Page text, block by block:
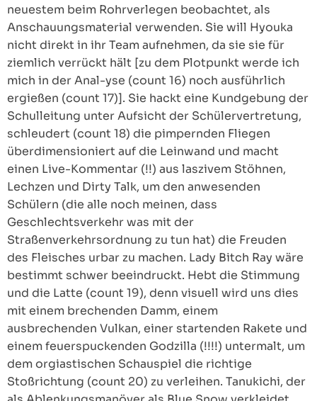
neuestem beim Rohrverlegen beobachtet, als
Anschauungsmaterial verwenden. Sie will Hyouka
nicht direkt in ihr Team aufnehmen, da sie sie für
ziemlich verrückt hält [zu dem Plotpunkt werde ich
mich in der Anal-yse (count 16) noch ausführlich
ergießen (count 17)]. Sie hackt eine Kundgebung der
Schulleitung unter Aufsicht der Schülervertretung,
schleudert (count 18) die pimpernden Fliegen
überdimensioniert auf die Leinwand und macht
einen Live-Kommentar (!!) aus laszivem Stöhnen,
Lechzen und Dirty Talk, um den anwesenden
Schülern (die alle noch meinen, dass
Geschlechtsverkehr was mit der
Straßenverkehrsordnung zu tun hat) die Freuden
des Fleisches urbar zu machen. Lady Bitch Ray wäre
bestimmt schwer beeindruckt. Hebt die Stimmung
und die Latte (count 19), denn visuell wird uns dies
mit einem brechenden Damm, einem
ausbrechenden Vulkan, einer startenden Rakete und
einem feuerspuckenden Godzilla (!!!!) untermalt, um
dem orgiastischen Schauspiel die richtige
Stoßrichtung (count 20) zu verleihen. Tanukichi, der